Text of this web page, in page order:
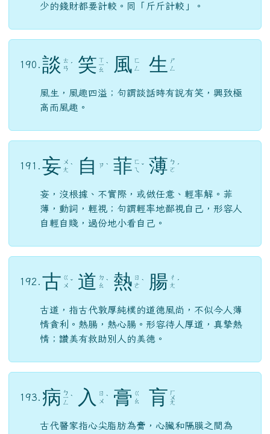
少的錢財都要計較。同「斤斤計較」。
190. 談 ㄊ
ㄢ ˊ 笑 ㄒ
ㄧ
ㄠ
ˋ 風 ㄈ
ㄥ
生
ㄕ
ㄥ
風生，風趣四溢；句謂談話時有說有笑，興致極
高而風趣。
191. 妄 ㄨ
ㄤ ˋ 自 ㄗ ˋ 菲 ㄈ
ㄟ ˇ 薄 ㄅ
ㄛ ˊ
妄，沒根據、不實際，或做任意、輕率解。菲
薄，動詞，輕視；句謂輕率地鄙視自己，形容人
自輕自賤，過份地小看自己。
192. 古 ㄍ
ㄨ ˇ 道 ㄉ
ㄠ ˋ 熱 ㄖ
ㄜ ˋ 腸 ㄔ
ㄤ ˊ
古道，指古代敦厚純樸的道德風尚，不似今人薄
情貪利。熱腸，熱心腸。形容待人厚道，真摯熱
情；讚美有救助別人的美德。
193. 病 ㄅ
ㄧ
ㄥ
ˋ 入
ㄖ
ㄨ ˋ 膏 ㄍ
ㄠ
肓 ㄏ
ㄨ
ㄤ
古代醫家指心尖脂肪為膏，心臟和隔膜之間為